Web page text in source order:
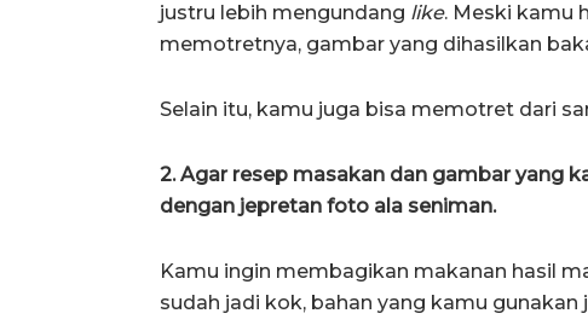
justru lebih mengundang like. Meski kamu
memotretnya, gambar yang dihasilkan
Selain itu, kamu juga bisa memotret dari
2. Agar resep masakan dan gambar yang
dengan jepretan foto ala seniman.
Kamu ingin membagikan makanan hasil
sudah jadi kok, bahan yang kamu